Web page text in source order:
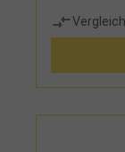
inklusive
Mehrpreis-
Boden und
optional mit